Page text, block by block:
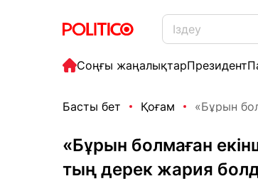
Соңғы жаңалықтарПрезидент
Басты бет Қоғам «Бұрын
«Бұрын болмаған
тың дерек жария